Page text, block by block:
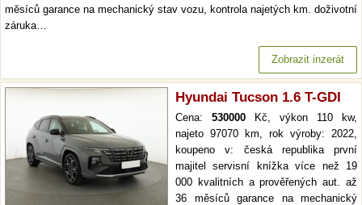
měsíců garance na mechanický stav vozu, kontrola najetých km. doživotní
záruka…
Zobrazit inzerát
Hyundai Tucson 1.6 T-GDI
Cena: 530000 Kč, výkon 110 kw,
najeto 97070 km, rok výroby: 2022,
koupeno v: česká republika první
majitel servisní knížka více než 19
000 kvalitních a prověřených aut. až
36 měsíců garance na mechanický